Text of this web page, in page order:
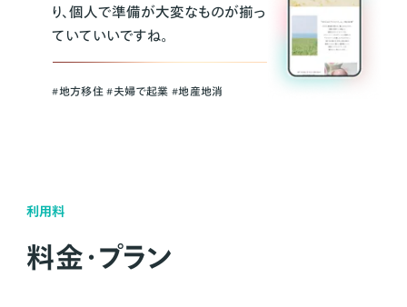
り、個人で準備が大変なものが揃っ
ていていいですね。
#地方移住 #夫婦で起業 #地産地消
利用料
料金・プラン